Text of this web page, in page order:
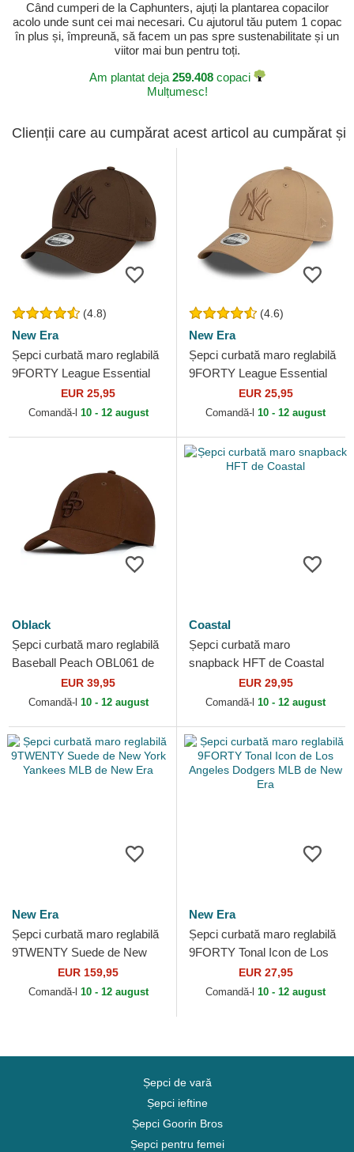
Când cumperi de la Caphunters, ajuți la plantarea copacilor
acolo unde sunt cei mai necesari. Cu ajutorul tău putem 1 copac
în plus și, împreună, să facem un pas spre sustenabilitate și un
viitor mai bun pentru toți.
Am plantat deja 259.408copaci
Mulțumesc!
Clienții care au cumpărat acest articol au cumpărat și
(4.8)
New Era
Șepci curbată maro reglabilă
9FORTY League Essential
de New York Yankees MLB
de New Era
EUR 25,95
Comandă-l 10 - 12 august
(4.6)
New Era
Șepci curbată maro reglabilă
9FORTY League Essential
de New York Yankees MLB
de New Era
EUR 25,95
Comandă-l 10 - 12 august
Oblack
Șepci curbată maro reglabilă
Baseball Peach OBL061 de
EUR 39,95
Comandă-l 10 - 12 august
Coastal
Șepci curbată maro
snapback HFT de Coastal
EUR 29,95
Comandă-l 10 - 12 august
New Era
Șepci curbată maro reglabilă
9TWENTY Suede de New
York Yankees MLB de New
Era
EUR 159,95
Comandă-l 10 - 12 august
New Era
Șepci curbată maro reglabilă
9FORTY Tonal Icon de Los
Angeles Dodgers MLB de
New Era
EUR 27,95
Comandă-l 10 - 12 august
Șepci de vară
Șepci ieftine
Șepci Goorin Bros
Șepci pentru femei